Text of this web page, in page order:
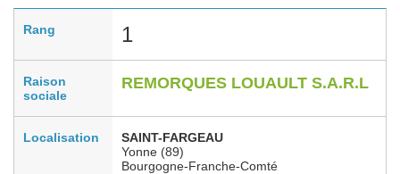
Rang 1
Raison
sociale
REMORQUES LOUAULT S.A.R.L
Localisation
SAINT-FARGEAU
Yonne (89)
Bourgogne-Franche-Comté